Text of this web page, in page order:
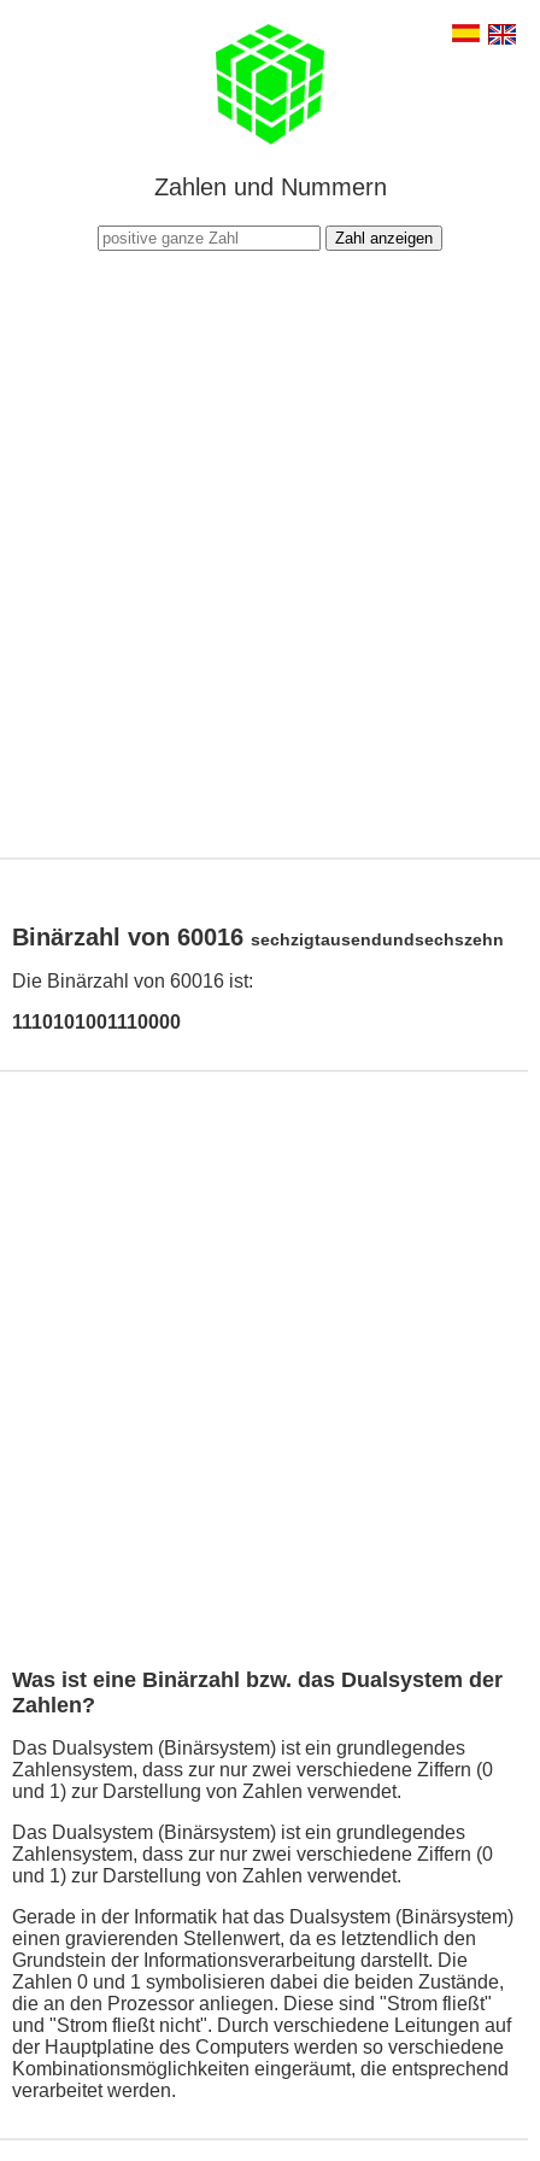
Zahlen und Nummern
Zahl anzeigen
Binärzahl von 60016 sechzigtausendundsechszehn
Die Binärzahl von 60016 ist:
1110101001110000
Was ist eine Binärzahl bzw. das Dualsystem der
Zahlen?
Das Dualsystem (Binärsystem) ist ein grundlegendes
Zahlensystem, dass zur nur zwei verschiedene Ziffern (0
und 1) zur Darstellung von Zahlen verwendet.
Das Dualsystem (Binärsystem) ist ein grundlegendes
Zahlensystem, dass zur nur zwei verschiedene Ziffern (0
und 1) zur Darstellung von Zahlen verwendet.
Gerade in der Informatik hat das Dualsystem (Binärsystem)
einen gravierenden Stellenwert, da es letztendlich den
Grundstein der Informationsverarbeitung darstellt. Die
Zahlen 0 und 1 symbolisieren dabei die beiden Zustände,
die an den Prozessor anliegen. Diese sind "Strom fließt"
und "Strom fließt nicht". Durch verschiedene Leitungen auf
der Hauptplatine des Computers werden so verschiedene
Kombinationsmöglichkeiten eingeräumt, die entsprechend
verarbeitet werden.